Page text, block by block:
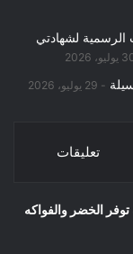
الرسمية لشهادتي
2026
29 يوليو، 2026
تعليقات
الخضر والفواكه